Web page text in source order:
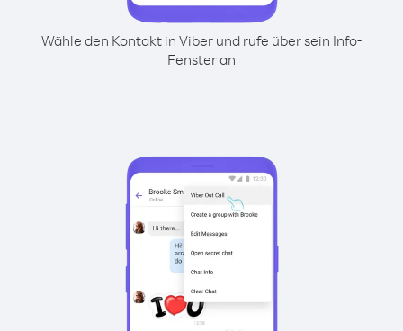
Wähle den Kontakt in Viber und rufe über sein Info-
Fenster an